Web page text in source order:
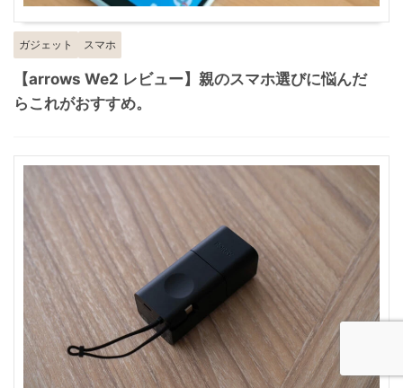
ガジェット スマホ
【arrows We2 レビュー】親のスマホ選びに悩んだ
らこれがおすすめ。